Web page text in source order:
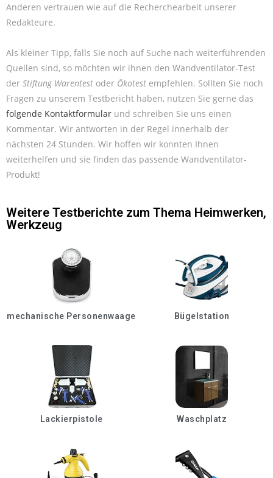
Anderen vertrauen wie auf die Recherchearbeit unserer
Redakteure.
Als kleiner Tipp, falls Sie noch auf Suche nach weiterführenden
Quellen sind, so möchten wir ihnen den Wandventilator-Test
der Stiftung Warentest oder Ökotest empfehlen. Sollten Sie noch
Fragen zu unserem Testbericht haben, nutzen Sie gerne das
folgende Kontaktformular und schreiben Sie uns einen
Kommentar. Wir antworten in der Regel innerhalb der
nächsten 24 Stunden. Wir hoffen wir konnten Ihnen
weiterhelfen und sie finden das passende Wandventilator-
Produkt!
Weitere Testberichte zum Thema Heimwerken,
Werkzeug
mechanische Personenwaage Bügelstation
Lackierpistole Waschplatz